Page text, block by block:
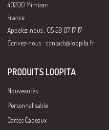
40200 Mimizan
France
Appelez-nous : 05 58 07 17 17
Écrivez-nous : contact@loopita.fr
PRODUITS LOOPITA
Nouveautés
Personnalisable
Cartes Cadeaux